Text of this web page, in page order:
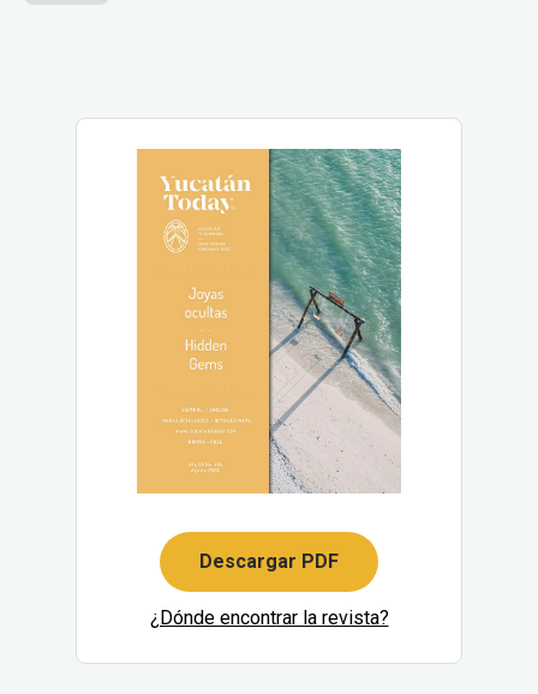
Descargar PDF
¿Dónde encontrar la revista?